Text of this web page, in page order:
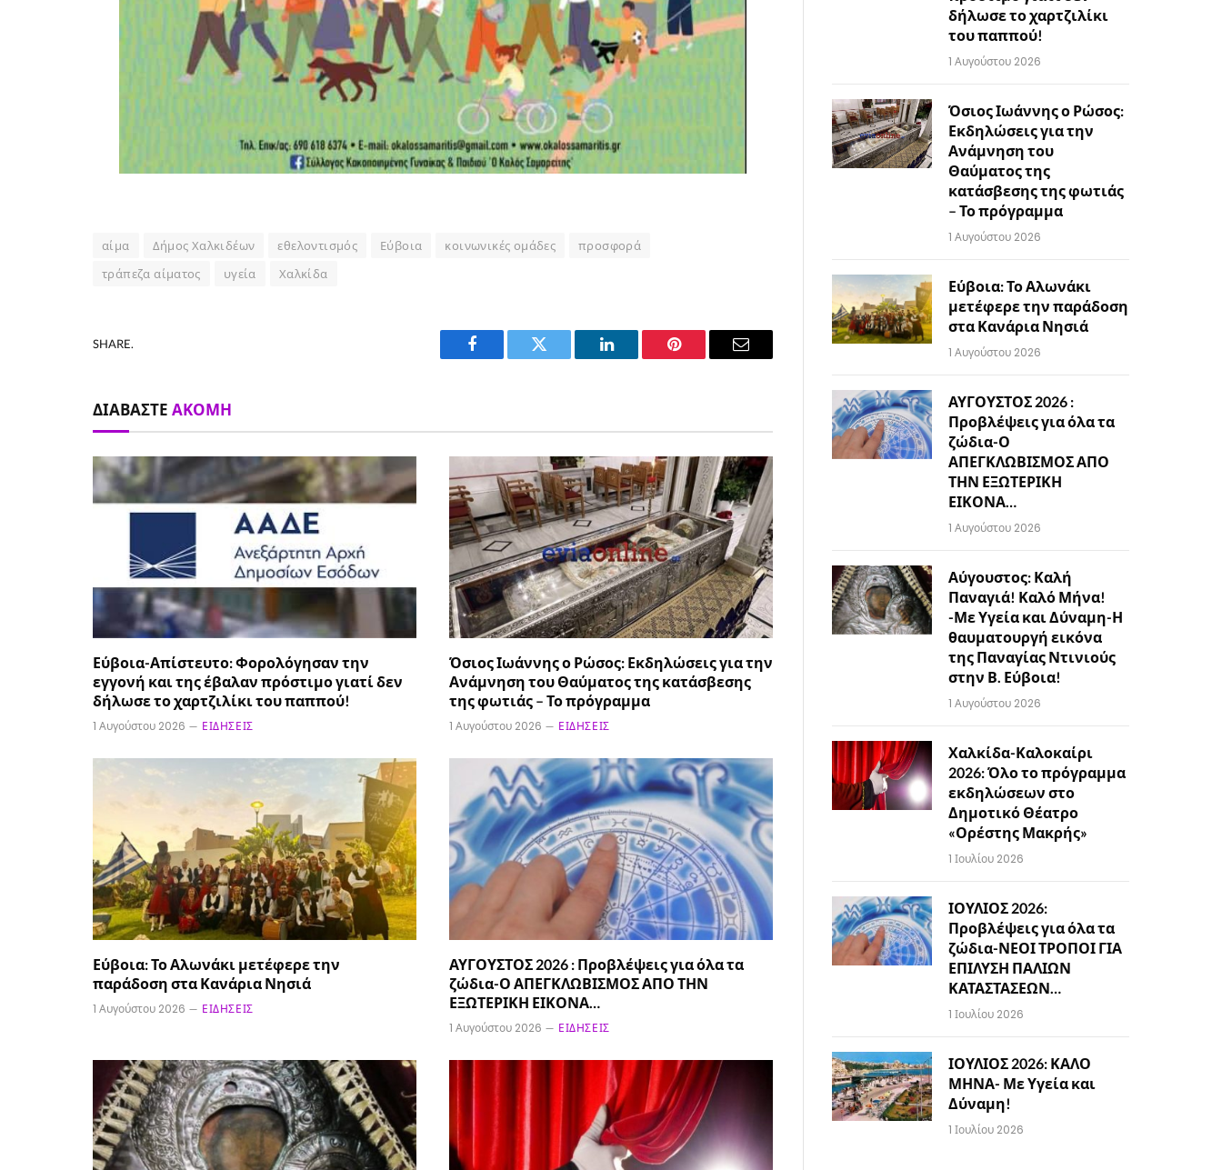
αίμα Δήμος Χαλκιδέων εθελοντισμός Εύβοια κοινωνικές ομάδες
προσφορά
τράπεζα αίματος
υγεία Χαλκίδα
SHARE.
Facebook Twitter LinkedIn Pinterest Email
ΔΙΑΒΆΣΤΕ ΑΚΌΜΗ
Εύβοια-Απίστευτο: Φορολόγησαν την
εγγονή και της έβαλαν πρόστιμο γιατί δεν
δήλωσε το χαρτζιλίκι του παππού!
1 Αυγούστου 2026 ΕΙΔΉΣΕΙΣ
Όσιος Ιωάννης ο Ρώσος: Εκδηλώσεις για την
Ανάμνηση του Θαύματος της κατάσβεσης
της φωτιάς – Το πρόγραμμα
1 Αυγούστου 2026 ΕΙΔΉΣΕΙΣ
Εύβοια: Το Αλωνάκι μετέφερε την
παράδοση στα Κανάρια Νησιά
1 Αυγούστου 2026 ΕΙΔΉΣΕΙΣ
ΑΥΓΟΥΣΤΟΣ 2026 : Προβλέψεις για όλα τα
ζώδια-Ο ΑΠΕΓΚΛΩΒΙΣΜΟΣ ΑΠΟ ΤΗΝ
ΕΞΩΤΕΡΙΚΗ ΕΙΚΟΝΑ…
1 Αυγούστου 2026 ΕΙΔΉΣΕΙΣ
δήλωσε το χαρτζιλίκι
του παππού!
1 Αυγούστου 2026
Όσιος Ιωάννης ο Ρώσος:
Εκδηλώσεις για την
Ανάμνηση του
Θαύματος της
κατάσβεσης της φωτιάς
– Το πρόγραμμα
1 Αυγούστου 2026
Εύβοια: Το Αλωνάκι
μετέφερε την παράδοση
στα Κανάρια Νησιά
1 Αυγούστου 2026
ΑΥΓΟΥΣΤΟΣ 2026 :
Προβλέψεις για όλα τα
ζώδια-Ο
ΑΠΕΓΚΛΩΒΙΣΜΟΣ ΑΠΟ
ΤΗΝ ΕΞΩΤΕΡΙΚΗ
ΕΙΚΟΝΑ…
1 Αυγούστου 2026
Αύγουστος: Καλή
Παναγιά! Καλό Μήνα!
-Με Υγεία και Δύναμη-Η
θαυματουργή εικόνα
της Παναγίας Ντινιούς
στην Β. Εύβοια!
1 Αυγούστου 2026
Χαλκίδα-Καλοκαίρι
2026: Όλο το πρόγραμμα
εκδηλώσεων στο
Δημοτικό Θέατρο
«Ορέστης Μακρής»
1 Ιουλίου 2026
ΙΟΥΛΙΟΣ 2026:
Προβλέψεις για όλα τα
ζώδια-ΝΕΟΙ ΤΡΟΠΟΙ ΓΙΑ
ΕΠΙΛΥΣΗ ΠΑΛΙΩΝ
ΚΑΤΑΣΤΑΣΕΩΝ…
1 Ιουλίου 2026
ΙΟΥΛΙΟΣ 2026: ΚΑΛΟ
ΜΗΝΑ- Με Υγεία και
Δύναμη!
1 Ιουλίου 2026